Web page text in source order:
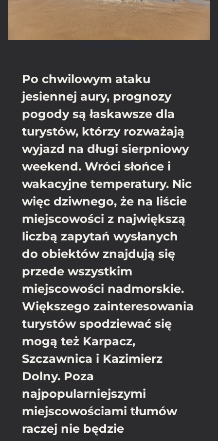
Po chwilowym ataku
jesiennej aury, prognozy
pogody są łaskawsze dla
turystów, którzy rozważają
wyjazd na długi sierpniowy
weekend. Wróci słońce i
wakacyjne temperatury. Nic
więc dziwnego, że na liście
miejscowości z największą
liczbą zapytań wysłanych
do obiektów znajdują się
przede wszystkim
miejscowości nadmorskie.
Większego zainteresowania
turystów spodziewać się
mogą też Karpacz,
Szczawnica i Kazimierz
Dolny. Poza
najpopularniejszymi
miejscowościami tłumów
raczej nie będzie